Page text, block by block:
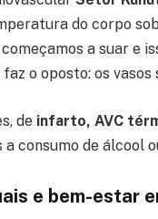
do corpo
a suar e
o oposto: os vasos
de infarto, AVC
consumo de álcool
e bem-estar